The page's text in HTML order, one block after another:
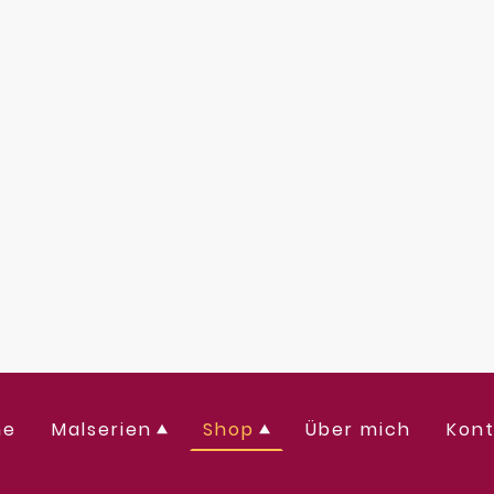
Malserien Shop Über mich